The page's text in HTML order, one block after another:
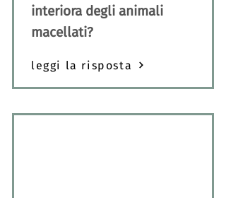
interiora degli animali
macellati?
leggi la risposta